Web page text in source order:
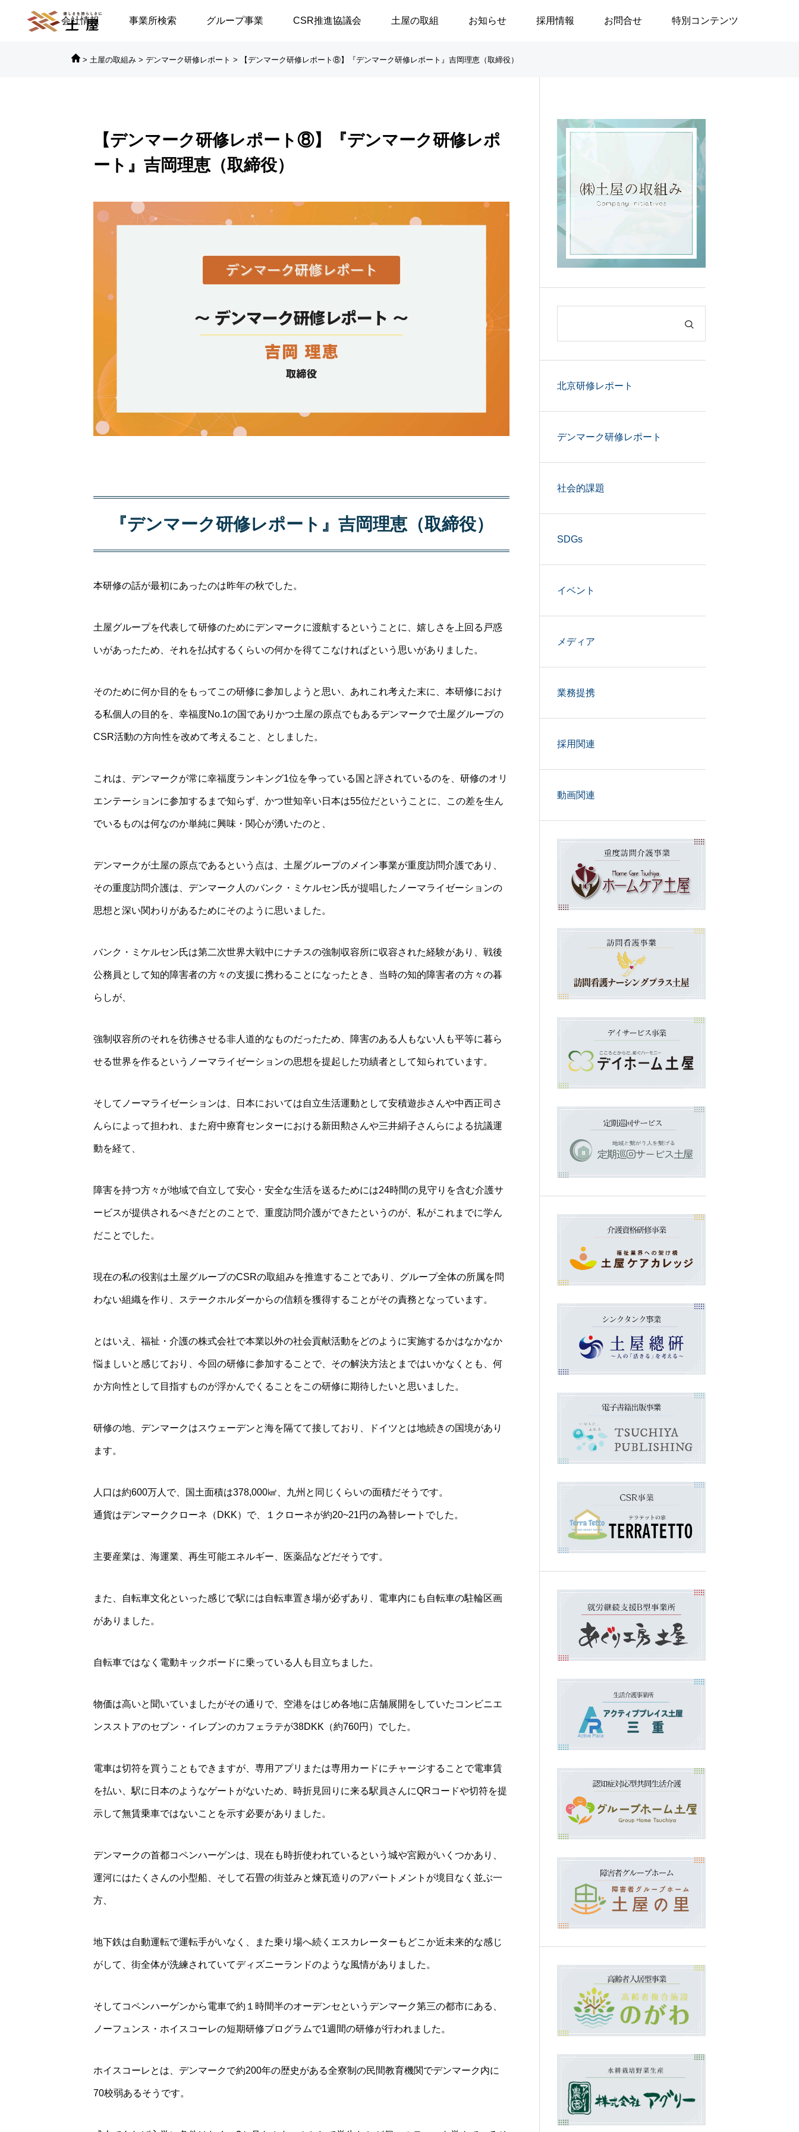
会社情報 事業所検索 グループ事業 CSR推進協議会 土屋の取組 お知らせ 採用情報 お問合せ 特別コンテンツ
【高浜代表×浅野史郎先生】
連続対談シリーズ第2回 ～
連続対談シリーズ第2回 ～
ブログ
政治はなぜ大切なのか／安積
遊歩
> 土屋の取組み > デンマーク研修レポート > 【デンマーク研修レポート⑧】『デンマーク研修レポート』吉岡理恵（取締役）
【デンマーク研修レポート⑧】『デンマーク研修レポ
ート』吉岡理恵（取締役）
『デンマーク研修レポート』吉岡理恵（取締役）
本研修の話が最初にあったのは昨年の秋でした。
土屋グループを代表して研修のためにデンマークに渡航するということに、嬉しさを上回る戸惑
いがあったため、それを払拭するくらいの何かを得てこなければという思いがありました。
そのために何か目的をもってこの研修に参加しようと思い、あれこれ考えた末に、本研修におけ
る私個人の目的を、幸福度No.1の国でありかつ土屋の原点でもあるデンマークで土屋グループの
CSR活動の方向性を改めて考えること、としました。
これは、デンマークが常に幸福度ランキング1位を争っている国と評されているのを、研修のオリ
エンテーションに参加するまで知らず、かつ世知辛い日本は55位だということに、この差を生ん
でいるものは何なのか単純に興味・関心が湧いたのと、
デンマークが土屋の原点であるという点は、土屋グループのメイン事業が重度訪問介護であり、
その重度訪問介護は、デンマーク人のバンク・ミケルセン氏が提唱したノーマライゼーションの
思想と深い関わりがあるためにそのように思いました。
バンク・ミケルセン氏は第二次世界大戦中にナチスの強制収容所に収容された経験があり、戦後
公務員として知的障害者の方々の支援に携わることになったとき、当時の知的障害者の方々の暮
らしが、
強制収容所のそれを彷彿させる非人道的なものだったため、障害のある人もない人も平等に暮ら
せる世界を作るというノーマライゼーションの思想を提起した功績者として知られています。
そしてノーマライゼーションは、日本においては自立生活運動として安積遊歩さんや中西正司さ
んらによって担われ、また府中療育センターにおける新田勲さんや三井絹子さんらによる抗議運
動を経て、
障害を持つ方々が地域で自立して安心・安全な生活を送るためには24時間の見守りを含む介護サ
ービスが提供されるべきだとのことで、重度訪問介護ができたというのが、私がこれまでに学ん
だことでした。
現在の私の役割は土屋グループのCSRの取組みを推進することであり、グループ全体の所属を問
わない組織を作り、ステークホルダーからの信頼を獲得することがその責務となっています。
とはいえ、福祉・介護の株式会社で本業以外の社会貢献活動をどのように実施するかはなかなか
悩ましいと感じており、今回の研修に参加することで、その解決方法とまではいかなくとも、何
か方向性として目指すものが浮かんでくることをこの研修に期待したいと思いました。
研修の地、デンマークはスウェーデンと海を隔てて接しており、ドイツとは地続きの国境があり
ます。
人口は約600万人で、国土面積は378,000㎢、九州と同じくらいの面積だそうです。
通貨はデンマーククローネ（DKK）で、１クローネが約20~21円の為替レートでした。
主要産業は、海運業、再生可能エネルギー、医薬品などだそうです。
また、自転車文化といった感じで駅には自転車置き場が必ずあり、電車内にも自転車の駐輪区画
がありました。
自転車ではなく電動キックボードに乗っている人も目立ちました。
物価は高いと聞いていましたがその通りで、空港をはじめ各地に店舗展開をしていたコンビニエ
ンスストアのセブン・イレブンのカフェラテが38DKK（約760円）でした。
電車は切符を買うこともできますが、専用アプリまたは専用カードにチャージすることで電車賃
を払い、駅に日本のようなゲートがないため、時折見回りに来る駅員さんにQRコードや切符を提
示して無賃乗車ではないことを示す必要がありました。
デンマークの首都コペンハーゲンは、現在も時折使われているという城や宮殿がいくつかあり、
運河にはたくさんの小型船、そして石畳の街並みと煉瓦造りのアパートメントが境目なく並ぶ一
方、
地下鉄は自動運転で運転手がいなく、また乗り場へ続くエスカレーターもどこか近未来的な感じ
がして、街全体が洗練されていてディズニーランドのような風情がありました。
そしてコペンハーゲンから電車で約１時間半のオーデンセというデンマーク第三の都市にある、
ノーフュンス・ホイスコーレの短期研修プログラムで1週間の研修が行われました。
ホイスコーレとは、デンマークで約200年の歴史がある全寮制の民間教育機関でデンマーク内に
70校弱あるそうです。
北京研修レポート
デンマーク研修レポート
社会的課題
SDGs
イベント
メディア
業務提携
採用関連
動画関連